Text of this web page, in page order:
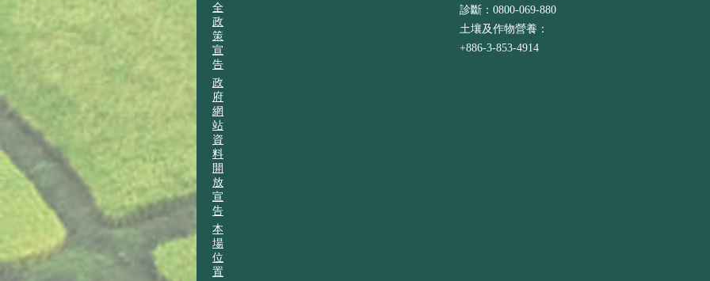
全
政
策
宣
告
政
府
網
站
資
料
開
放
宣
告
本
場
位
置
診斷：0800-069-880
土壤及作物營養：
+886-3-853-4914